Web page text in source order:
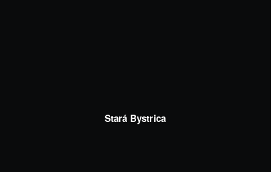
Stará Bystrica